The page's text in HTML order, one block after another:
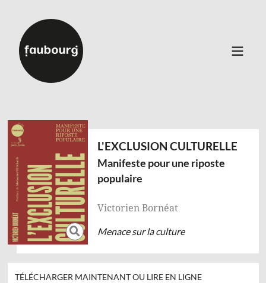
Essais et documents
Dialogue
Bandes dessinées
Toutes les parutions
Auteurs
Événements
À propos
Contact
L'EXCLUSION CULTURELLE
Manifeste pour une riposte
populaire
Victorien Bornéat
Menace sur la culture
TÉLÉCHARGER MAINTENANT OU LIRE EN LIGNE